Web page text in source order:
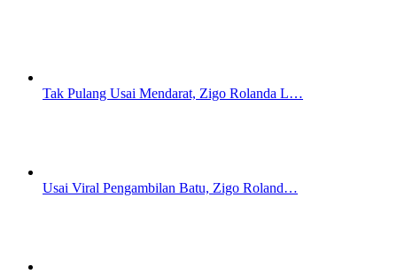
Tak Pulang Usai Mendarat, Zigo Rolanda L…
Usai Viral Pengambilan Batu, Zigo Roland…